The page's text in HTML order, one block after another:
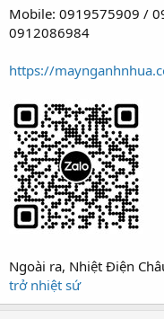
Mobile: 0919575909 /
0912086984
https://
Ngoài ra, Nhiệt Điện
trở nhiệt sứ